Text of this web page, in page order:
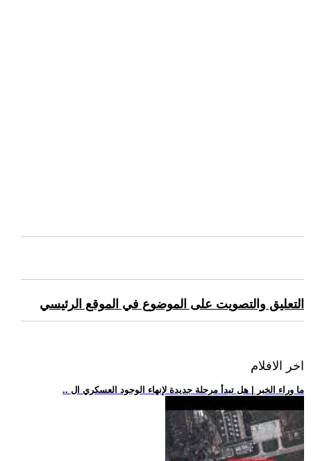
التعليق والتصويت على الموضوع في الموقع الرئيسي
اخر الافلام
.. ما وراء الخبر | هل تبدأ مرحلة جديدة لإنهاء الوجود العسكري ال